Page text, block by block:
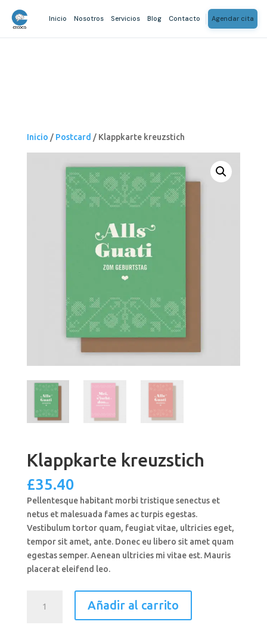
Inicio Nosotros Servicios Blog Contacto Agendar cita
Inicio / Postcard / Klappkarte kreuzstich
Klappkarte kreuzstich
£35.40
Pellentesque habitant morbi tristique senectus et
netus et malesuada fames ac turpis egestas.
Vestibulum tortor quam, feugiat vitae, ultricies eget,
tempor sit amet, ante. Donec eu libero sit amet quam
egestas semper. Aenean ultricies mi vitae est. Mauris
placerat eleifend leo.
kreuzstich
Añadir al carrito